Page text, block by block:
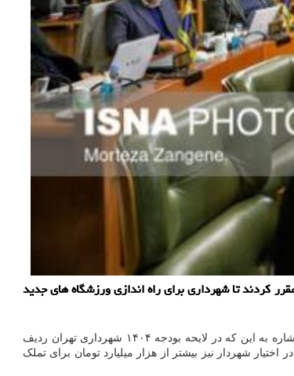
سه ورزشگاه در پایتخت مقرر کردند تا شهرداری برای راه اندازی ورزشگاه های جدید
در ادامه بررسی لایحه بودجه ۱۴۰۴ شهرداری تهران محمد آخوندی رییس کمیسون برنامه و بودجه شهرداری تهران ضمن اشاره به این که در لایحه بودجه ۱۴۰۴ شهرداری تهران ردیف
گرفته شده است، اظهار داشت: در تبصره ها هزار و ۵۰۰ میلیارد تومان و در بودجه در اختیار شهردار نیز بیشتر از هزار میلیارد تومان برای تملک